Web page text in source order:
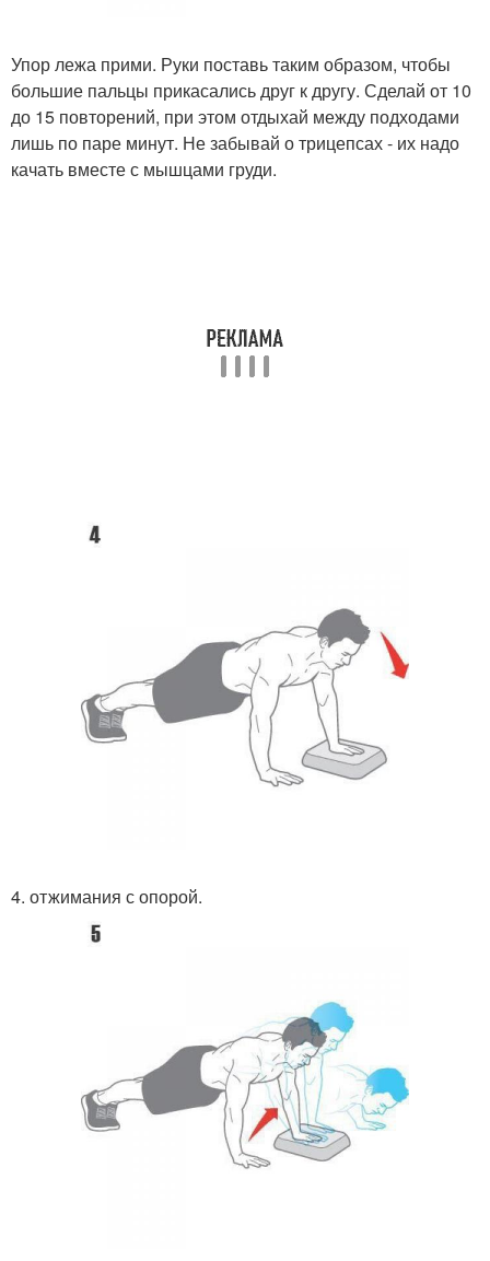
Упор лежа прими. Руки поставь таким образом, чтобы
большие пальцы прикасались друг к другу. Сделай от 10
до 15 повторений, при этом отдыхай между подходами
лишь по паре минут. Не забывай о трицепсах - их надо
качать вместе с мышцами груди.
4. отжимания с опорой.